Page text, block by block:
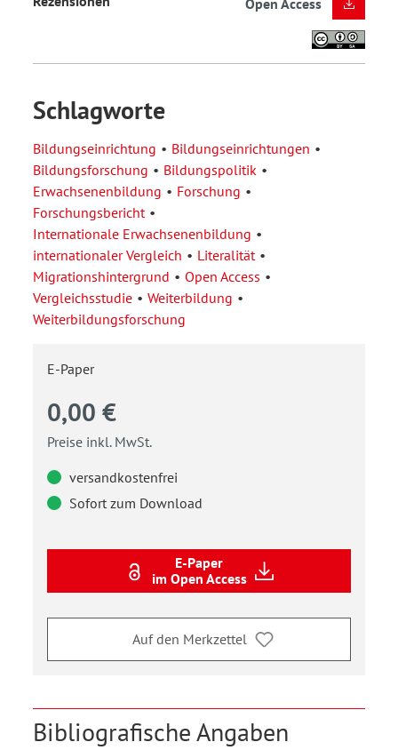
Schlagworte
Bildungseinrichtung
Bildungseinrichtungen
Bildungsforschung
Bildungspolitik
Erwachsenenbildung
Forschung
Forschungsbericht
Internationale Erwachsenenbildung
internationaler Vergleich
Literalität
Migrationshintergrund
Open Access
Vergleichsstudie
Weiterbildung
Weiterbildungsforschung
E-Paper
0,00 €
Preise inkl. MwSt.
versandkostenfrei
Sofort zum Download
E-Paper
im Open Access
Auf den Merkzettel
Bibliografische Angaben